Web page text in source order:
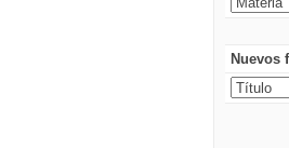
Nuevos